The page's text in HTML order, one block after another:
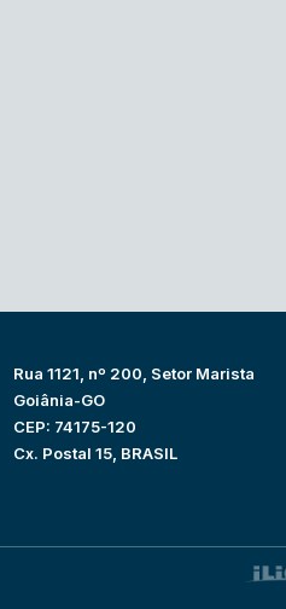
Rua 1121, nº 200, Setor Marista
Goiânia-GO
CEP: 74175-120
Cx. Postal 15, BRASIL